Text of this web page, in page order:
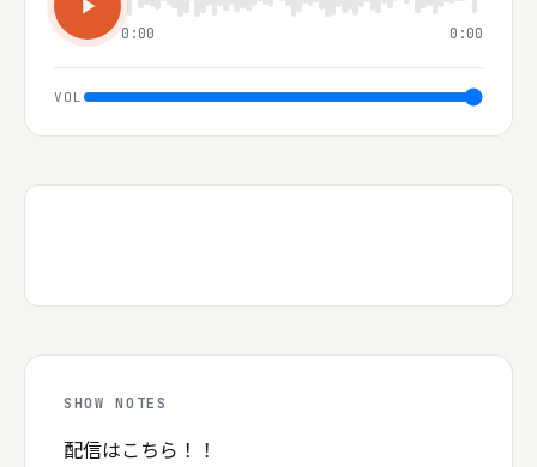
0:00 0:00
VOL
SHOW NOTES
配信はこちら！！